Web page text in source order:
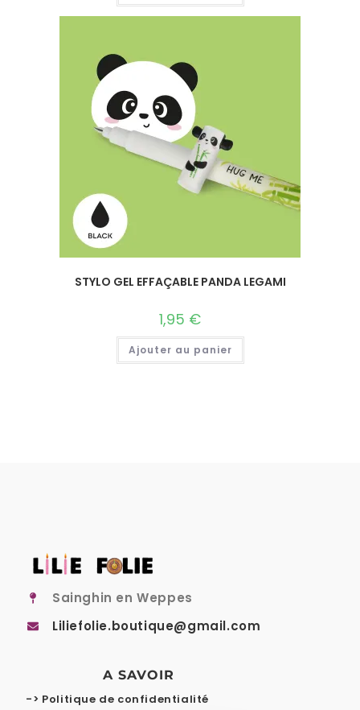
STYLO GEL EFFAÇABLE PANDA LEGAMI
1,95 €
Ajouter au panier
Sainghin en Weppes
Liliefolie.boutique@gmail.com
A SAVOIR
-> Politique de confidentialité